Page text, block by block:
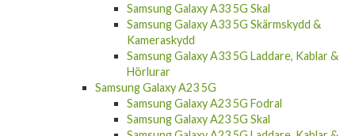
Samsung Galaxy A33 5G Skal
Samsung Galaxy A33 5G Skärmskydd &
Kameraskydd
Samsung Galaxy A33 5G Laddare, Kablar &
Hörlurar
Samsung Galaxy A23 5G
Samsung Galaxy A23 5G Fodral
Samsung Galaxy A23 5G Skal